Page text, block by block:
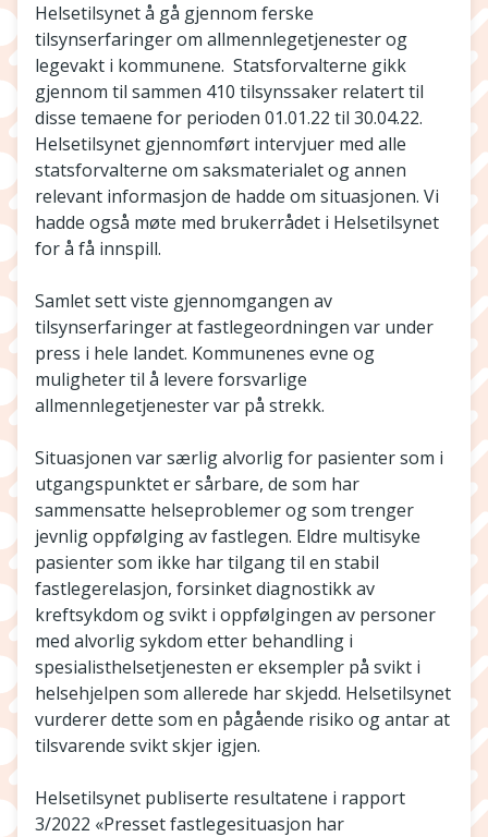
Helsetilsynet å gå gjennom ferske
tilsynserfaringer om allmennlegetjenester og
legevakt i kommunene. Statsforvalterne gikk
gjennom til sammen 410 tilsynssaker relatert til
disse temaene for perioden 01.01.22 til 30.04.22.
Helsetilsynet gjennomført intervjuer med alle
statsforvalterne om saksmaterialet og annen
relevant informasjon de hadde om situasjonen. Vi
hadde også møte med brukerrådet i Helsetilsynet
for å få innspill.
Samlet sett viste gjennomgangen av
tilsynserfaringer at fastlegeordningen var under
press i hele landet. Kommunenes evne og
muligheter til å levere forsvarlige
allmennlegetjenester var på strekk.
Situasjonen var særlig alvorlig for pasienter som i
utgangspunktet er sårbare, de som har
sammensatte helseproblemer og som trenger
jevnlig oppfølging av fastlegen. Eldre multisyke
pasienter som ikke har tilgang til en stabil
fastlegerelasjon, forsinket diagnostikk av
kreftsykdom og svikt i oppfølgingen av personer
med alvorlig sykdom etter behandling i
spesialisthelsetjenesten er eksempler på svikt i
helsehjelpen som allerede har skjedd. Helsetilsynet
vurderer dette som en pågående risiko og antar at
tilsvarende svikt skjer igjen.
Helsetilsynet publiserte resultatene i rapport
3/2022 «Presset fastlegesituasjon har